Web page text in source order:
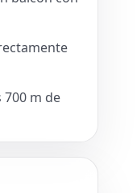
700 m de